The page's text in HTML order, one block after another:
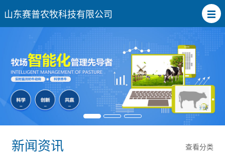
山东赛普农牧科技有限公司
查看分类
新闻资讯